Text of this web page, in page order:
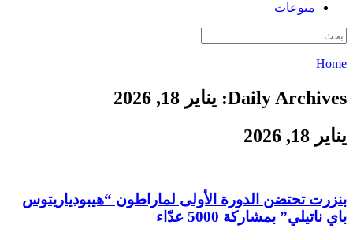
منوعات
Home
Daily Archives: يناير 18, 2026
يناير 18, 2026
بنزرت تحتضن الدورة الأولى لماراطون “هيبودياريتوس
باي ناتيلي” بمشاركة 5000 عدّاء